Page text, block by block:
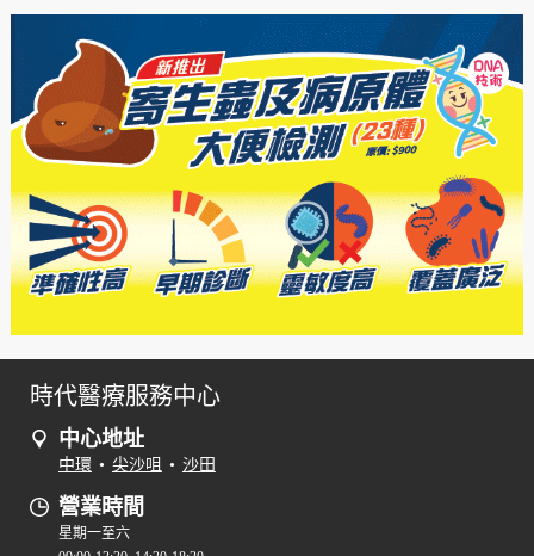
時代醫療服務中心
中心地址
中環 • 尖沙咀 • 沙田
營業時間
星期一至六